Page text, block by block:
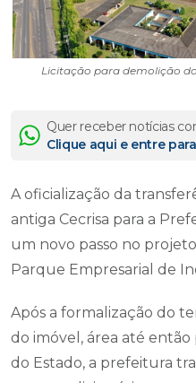
Licitação para demolição
Quer receber notícias
Clique aqui e entre
A oficialização da
antiga Cecrisa para a
um novo passo no
Parque Empresarial de
Após a formalização do
do imóvel, área até
do Estado, a prefeitura